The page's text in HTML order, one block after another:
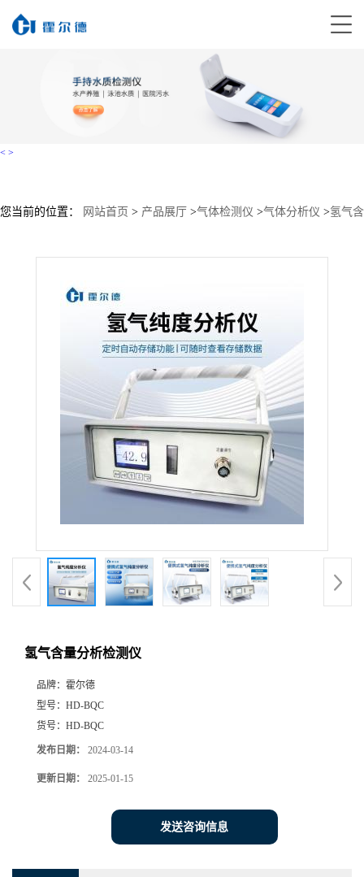
< >
您当前的位置： 网站首页 > 产品展厅 >气体检测仪 >气体分析仪 >氢气含
氢气含量分析检测仪
品牌： 霍尔德
型号： HD-BQC
货号： HD-BQC
发布日期： 2024-03-14
更新日期： 2025-01-15
发送咨询信息